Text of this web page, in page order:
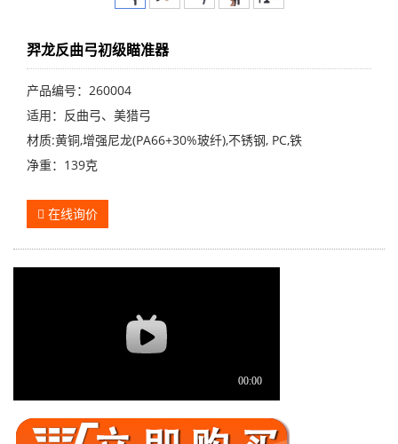
羿龙反曲弓初级瞄准器
产品编号：260004
适用：反曲弓、美猎弓
材质:黄铜,增强尼龙(PA66+30%玻纤),不锈钢, PC,铁
净重：139克
在线询价